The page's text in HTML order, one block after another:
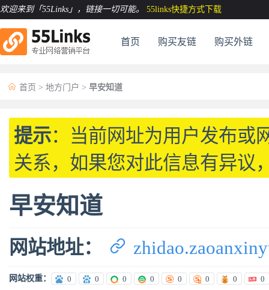
欢迎来到「55Links」 ，链接一切可能。 55links快捷方式下载
首页 购买友链 购买外链
 首页 > 地方门户 > 早安知道
提示：当前网址为用户发布或
关系，如果您对此信息有异议
早安知道
网站地址： 
网站权重： 0 0 0 0 0 0 0
0